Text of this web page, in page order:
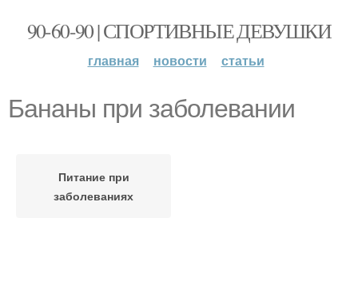
90-60-90 | СПОРТИВНЫЕ ДЕВУШКИ
главная новости статьи
Бананы при заболевании
Питание при
заболеваниях